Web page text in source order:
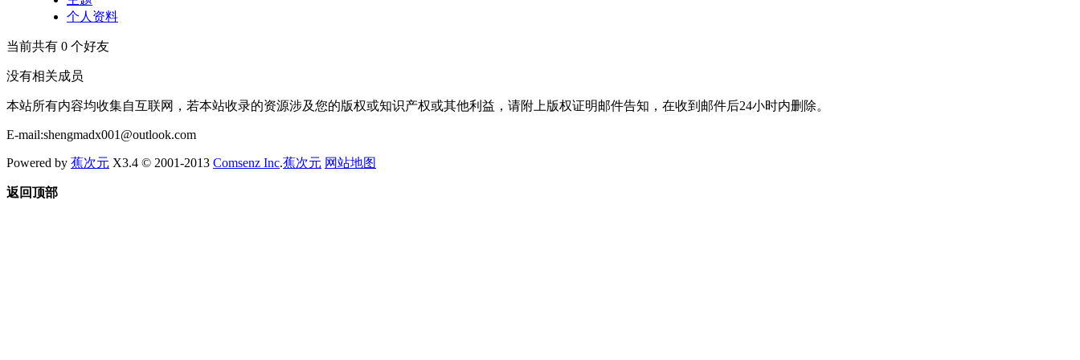
个人资料
当前共有 0 个好友
没有相关成员
本站所有内容均收集自互联网，若本站收录的资源涉及您的版权或知识产权或其他利益，请附上版权证明邮件告知，在收到邮件后24小时内删除。
E-mail:shengmadx001@outlook.com
Powered by 蕉次元 X3.4 © 2001-2013 Comsenz Inc.蕉次元 网站地图
返回顶部